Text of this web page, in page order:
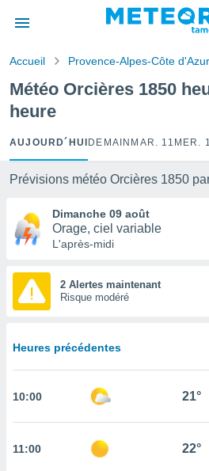
de
a
par
en
les
des
par le
ET
Accueil Provence-Alpes-Côte d'Azur
Météo Orcières 1850
heure
AUJOURD´HUI DEMAIN MAR. 11 MER.
Prévisions météo Orcières 1850
Dimanche 09 août
Orage, ciel variable
L'après-midi
2 Alertes maintenant
Risque modéré
Heures précédentes
10:00 21°
11:00 22°